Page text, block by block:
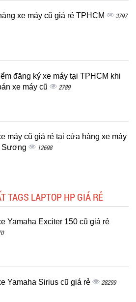
xe máy cũ giá rẻ TPHCM 3797
đăng ký xe máy tại TPHCM khi
xe máy cũ
2789
máy cũ giá rẻ tại cửa hàng xe máy
Sương
12698
TAGS LAPTOP HP GIÁ RẺ
Yamaha Exciter 150 cũ giá rẻ
Yamaha Sirius cũ giá rẻ 28299